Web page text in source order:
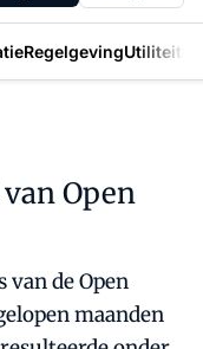
RegelgevingUtiliteit
Open
de Open
maanden